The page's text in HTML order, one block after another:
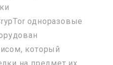
одноразовые
который